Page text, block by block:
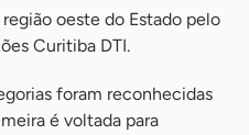
oeste do Estado pelo
Curitiba DTI.
foram reconhecidas
é voltada para